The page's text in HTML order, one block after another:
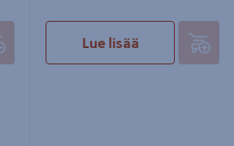
Lue lisää